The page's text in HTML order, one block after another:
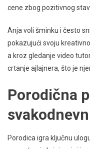
cene zbog pozitivnog
Anja voli šminku i često
pokazujući svoju
a kroz gledanje video
crtanje ajlajnera, što je
Porodična
Porodica igra ključnu